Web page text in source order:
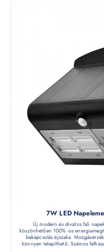
7W LED
Új modern és divatos fali
köszönhetően 100% -os
bekapcsolás éjszaka.
könnyen telepíthető. Számos